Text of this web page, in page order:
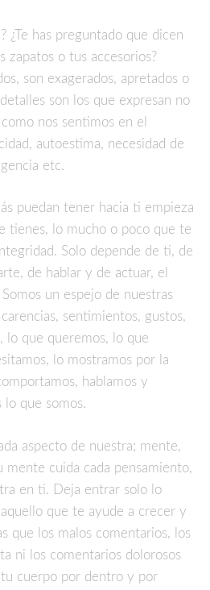
¿Te has preguntado que dicen
zapatos o tus accesorios?
son exagerados, apretados o
son los que expresan no
nos sentimos en el
autoestima, necesidad de
etc.
puedan tener hacia ti empieza
tienes, lo mucho o poco que te
Solo depende de ti, de
de hablar y de actuar, el
un espejo de nuestras
sentimientos, gustos,
lo que queremos, lo que
lo mostramos por la
hablamos y
lo que somos.
aspecto de nuestra; mente,
cuida cada pensamiento,
en ti. Deja entrar solo lo
que te ayude a crecer y
que los malos comentarios, los
ni los comentarios dolorosos
cuerpo por dentro y por